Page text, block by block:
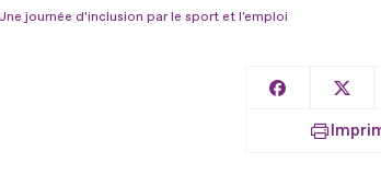
journée d'inclusion par le sport et l'emploi
Partager